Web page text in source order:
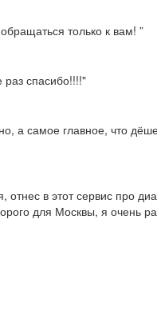
только к вам! ”
спасибо!!!!"
а самое главное, что
в этот сервис про
для Москвы, я очень